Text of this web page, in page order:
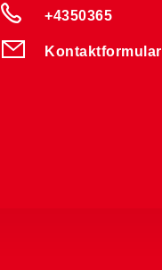
+4350365
Kontaktformular